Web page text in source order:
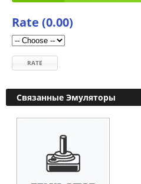
Rate (0.00)
RATE
Связанные Эмуляторы